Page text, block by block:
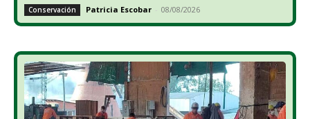
Conservación Patricia Escobar - 08/08/2026